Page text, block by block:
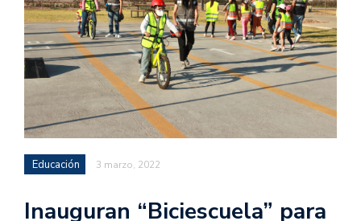
Educación 3 marzo, 2022
Inauguran “Biciescuela” para